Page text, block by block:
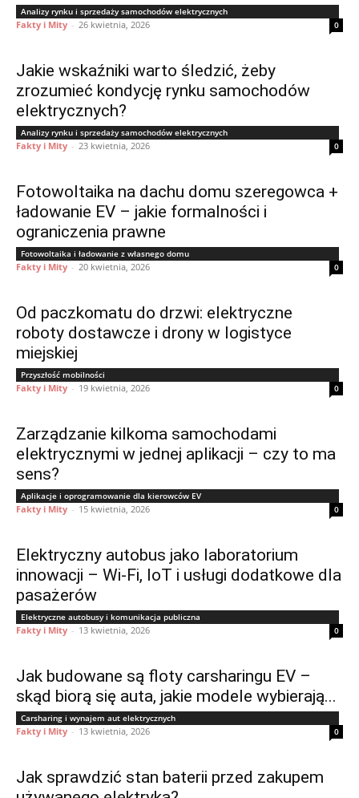
Analizy rynku i sprzedaży samochodów elektrycznych
Fakty i Mity - 26 kwietnia, 2026 0
Jakie wskaźniki warto śledzić, żeby
zrozumieć kondycję rynku samochodów
elektrycznych?
Analizy rynku i sprzedaży samochodów elektrycznych
Fakty i Mity - 23 kwietnia, 2026 0
Fotowoltaika na dachu domu szeregowca +
ładowanie EV – jakie formalności i
ograniczenia prawne
Fotowoltaika i ładowanie z własnego domu
Fakty i Mity - 20 kwietnia, 2026 0
Od paczkomatu do drzwi: elektryczne
roboty dostawcze i drony w logistyce
miejskiej
Przyszłość mobilności
Fakty i Mity - 19 kwietnia, 2026 0
Zarządzanie kilkoma samochodami
elektrycznymi w jednej aplikacji – czy to ma
sens?
Aplikacje i oprogramowanie dla kierowców EV
Fakty i Mity - 15 kwietnia, 2026 0
Elektryczny autobus jako laboratorium
innowacji – Wi-Fi, IoT i usługi dodatkowe dla
pasażerów
Elektryczne autobusy i komunikacja publiczna
Fakty i Mity - 13 kwietnia, 2026 0
Jak budowane są floty carsharingu EV –
skąd biorą się auta, jakie modele wybierają...
Carsharing i wynajem aut elektrycznych
Fakty i Mity - 13 kwietnia, 2026 0
Jak sprawdzić stan baterii przed zakupem